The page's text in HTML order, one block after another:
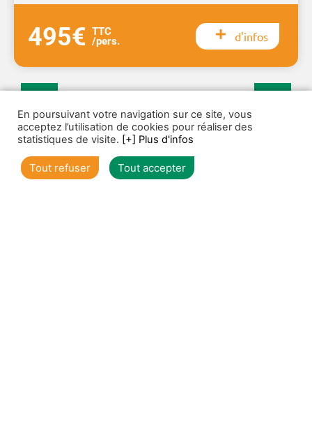
495€ TTC
/pers. d'infos
Voir toutes nos offres individuels
En poursuivant votre navigation sur ce site, vous
acceptez l’utilisation de cookies pour réaliser des
statistiques de visite. [+] Plus d'infos
Tout refuser Tout accepter